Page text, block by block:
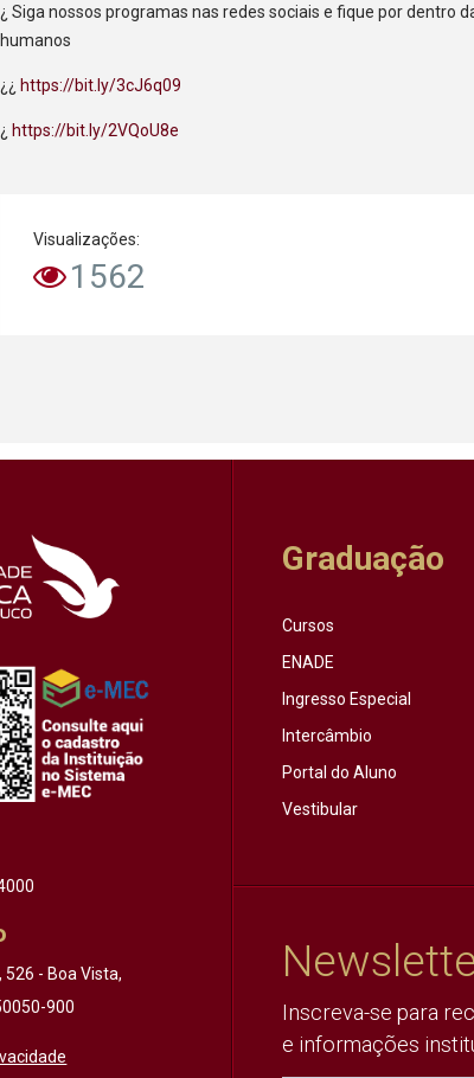
¿ Siga nossos programas nas redes sociais e fique por dentro
humanos
¿¿ https://bit.ly/3cJ6q09
¿ https://bit.ly/2VQoU8e
Visualizações:
1562
526 - Boa Vista,
900
Graduação
Cursos
ENADE
Ingresso Especial
Intercâmbio
Portal do Aluno
Vestibular
Inscreva-se para
e informações